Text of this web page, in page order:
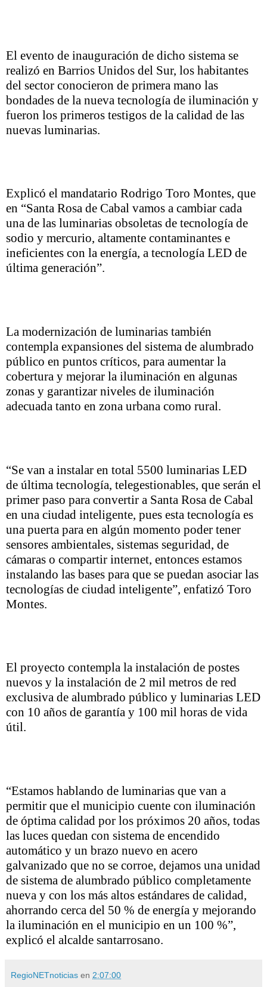
El evento de inauguración de dicho sistema se
realizó en Barrios Unidos del Sur, los habitantes
del sector conocieron de primera mano las
bondades de la nueva tecnología de iluminación y
fueron los primeros testigos de la calidad de las
nuevas luminarias.
Explicó el mandatario Rodrigo Toro Montes, que
en “Santa Rosa de Cabal vamos a cambiar cada
una de las luminarias obsoletas de tecnología de
sodio y mercurio, altamente contaminantes e
ineficientes con la energía, a tecnología LED de
última generación”.
La modernización de luminarias también
contempla expansiones del sistema de alumbrado
público en puntos críticos, para aumentar la
cobertura y mejorar la iluminación en algunas
zonas y garantizar niveles de iluminación
adecuada tanto en zona urbana como rural.
“Se van a instalar en total 5500 luminarias LED
de última tecnología, telegestionables, que serán el
primer paso para convertir a Santa Rosa de Cabal
en una ciudad inteligente, pues esta tecnología es
una puerta para en algún momento poder tener
sensores ambientales, sistemas seguridad, de
cámaras o compartir internet, entonces estamos
instalando las bases para que se puedan asociar las
tecnologías de ciudad inteligente”, enfatizó Toro
Montes.
El proyecto contempla la instalación de postes
nuevos y la instalación de 2 mil metros de red
exclusiva de alumbrado público y luminarias LED
con 10 años de garantía y 100 mil horas de vida
útil.
“Estamos hablando de luminarias que van a
permitir que el municipio cuente con iluminación
de óptima calidad por los próximos 20 años, todas
las luces quedan con sistema de encendido
automático y un brazo nuevo en acero
galvanizado que no se corroe, dejamos una unidad
de sistema de alumbrado público completamente
nueva y con los más altos estándares de calidad,
ahorrando cerca del 50 % de energía y mejorando
la iluminación en el municipio en un 100 %”,
explicó el alcalde santarrosano.
RegioNETnoticias en 2:07:00